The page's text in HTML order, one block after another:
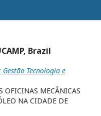
Brazil
Gestão Tecnologia e
OFICINAS MECÂNICAS
NA CIDADE DE